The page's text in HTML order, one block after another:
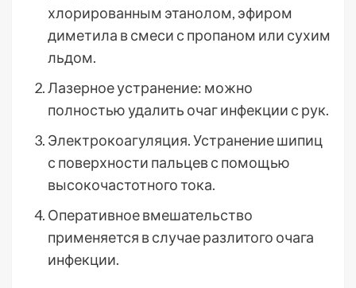
хлорированным этанолом, эфиром
диметила в смеси с пропаном или сухим
льдом.
Лазерное устранение: можно
полностью удалить очаг инфекции с рук.
Электрокоагуляция. Устранение шипиц
с поверхности пальцев с помощью
высокочастотного тока.
Оперативное вмешательство
применяется в случае разлитого очага
инфекции.